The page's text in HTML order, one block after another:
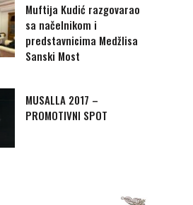
Muftija Kudić razgovarao
sa načelnikom i
predstavnicima Medžlisa
Sanski Most
MUSALLA 2017 –
PROMOTIVNI SPOT